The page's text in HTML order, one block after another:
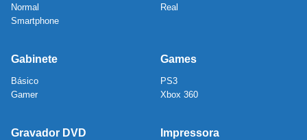
Normal
Smartphone
Real
Gabinete
Básico
Gamer
Games
PS3
Xbox 360
Gravador DVD Impressora